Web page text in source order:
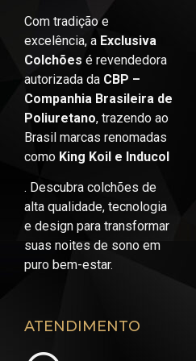
Com tradição e
excelência, a Exclusiva
Colchões é revendedora
autorizada da CBP –
Companhia Brasileira de
Poliuretano, trazendo ao
Brasil marcas renomadas
como King Koil e Inducol
. Descubra colchões de
alta qualidade, tecnologia
e design para transformar
suas noites de sono em
puro bem-estar.
ATENDIMENTO